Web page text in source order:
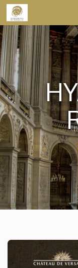
Skip to content